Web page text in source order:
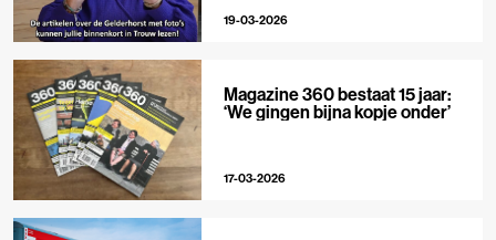
19-03-2026
Magazine 360 bestaat 15 jaar:
‘We gingen bijna kopje onder’
17-03-2026